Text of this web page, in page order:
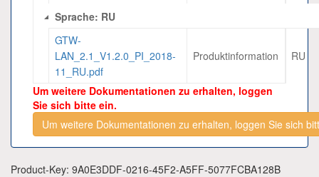
Sprache: RU
GTW-
LAN_2.1_V1.2.0_PI_2018-
11_RU.pdf
Produktinformation RU
Um weitere Dokumentationen zu erhalten, loggen
Sie sich bitte ein.
Um weitere Dokumentationen zu erhalten, loggen Sie sich
Product-Key: 9A0E3DDF-0216-45F2-A5FF-5077FCBA128B